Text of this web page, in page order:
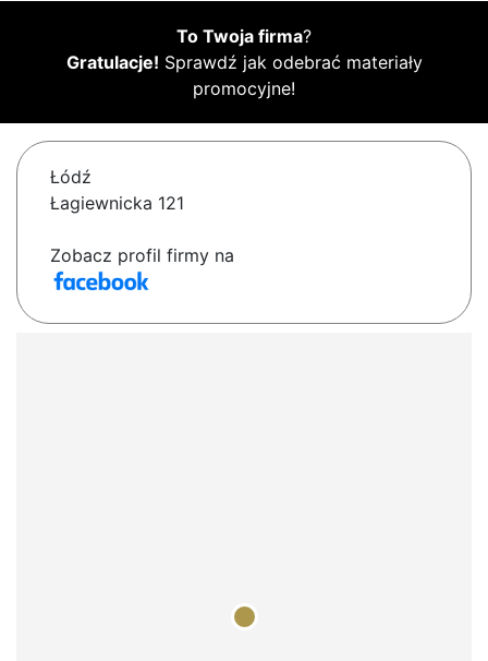
To Twoja firma?
Gratulacje! Sprawdź jak odebrać materiały
promocyjne!
Łódź
Łagiewnicka 121
Zobacz profil firmy na